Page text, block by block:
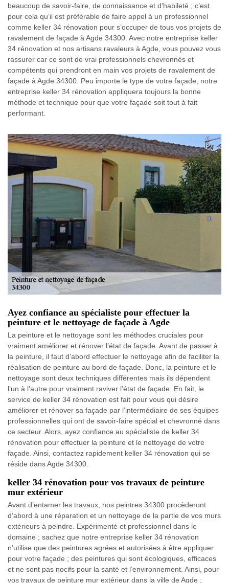
beaucoup de savoir-faire, de connaissance et d’habileté ; c’est
pour cela qu’il est préférable de faire appel à un professionnel
comme keller 34 rénovation pour s’occuper de tous vos projets de
ravalement de façade à Agde 34300. Avec notre entreprise keller
34 rénovation et nos artisans ravaleurs à Agde, vous pouvez vous
rassurer car ce sont de vrai professionnels chevronnés et
compétents qui prendront en main vos projets de ravalement de
façade à Agde 34300. Peu importe le type de votre façade, notre
entreprise keller 34 rénovation appliquera toujours la bonne
méthode et technique pour que votre façade soit tout à fait
performant.
Ayez confiance au spécialiste pour effectuer la
peinture et le nettoyage de façade à Agde
La peinture et le nettoyage sont les méthodes cruciales pour
vraiment améliorer et rénover l’état de façade. Avant de passer à
la peinture, il faut d’abord effectuer le nettoyage afin de faciliter la
réalisation de peinture au bord de façade. Donc, la peinture et le
nettoyage sont deux techniques différentes mais ils dépendent
l’un à l’autre pour vraiment raviver l’état de façade. En fait, le
service de keller 34 rénovation est fait pour vous qui désire
améliorer et rénover sa façade par l’intermédiaire de ses équipes
professionnelles qui ont de savoir-faire spécial et chevronné dans
ce secteur. Alors, ayez confiance au spécialiste de keller 34
rénovation pour effectuer la peinture et le nettoyage de votre
façade. Ainsi, contactez rapidement keller 34 rénovation qui se
réside dans Agde 34300.
keller 34 rénovation pour vos travaux de peinture
mur extérieur
Avant d’entamer les travaux, nos peintres 34300 procèderont
d’abord à une réparation et un nettoyage de la partie de vos murs
extérieurs à peindre. Expérimenté et professionnel dans le
domaine ; sachez que notre entreprise keller 34 rénovation
n’utilise que des peintures agrées et autorisées à être appliquer
pour votre façade ; des peintures qui sont écologiques, efficaces
et ne sont pas nocifs pour la santé et l’environnement. Ainsi, pour
vos travaux de peinture mur extérieur dans la ville de Agde ;